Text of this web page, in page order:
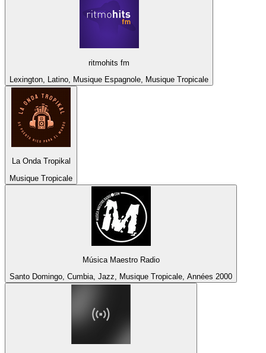
ritmohits fm
Lexington, Latino, Musique Espagnole, Musique Tropicale
La Onda Tropikal
Musique Tropicale
Música Maestro Radio
Santo Domingo, Cumbia, Jazz, Musique Tropicale, Années 2000